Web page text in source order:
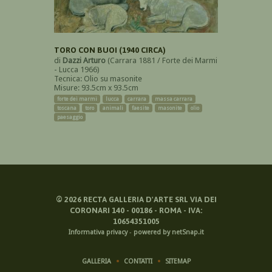
TORO CON BUOI (1940 CIRCA)
di Dazzi Arturo (Carrara 1881 / Forte dei Marmi
- Lucca 1966)
Tecnica: Olio su masonite
Misure: 93.5cm x 93.5cm
forte dei marmi lucca carrara
massa carrara
toscana
toro animali faesite masonite
olio
paesaggio
© 2026RECTA GALLERIA D'ARTE SRL VIA DEI
CORONARI 140 - 00186 - ROMA - IVA:
10654351005
Informativa privacy- powered by netSnap.it
GALLERIA CONTATTI SITEMAP